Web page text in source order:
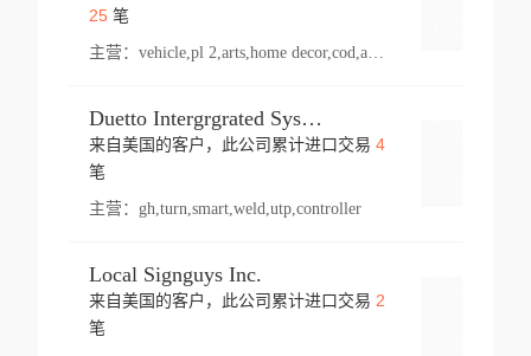
25笔
主营： vehicle,pl 2,arts,home decor,cod,amusement ride,sea
Duetto Intergrgrated Systems Inc.
来自美国的客户，此公司累计进口交易 4
笔
主营： gh,turn,smart,weld,utp,controller
Local Signguys Inc.
来自美国的客户，此公司累计进口交易 2
笔